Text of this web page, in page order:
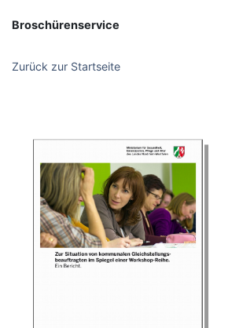
Broschürenservice
Zurück zur Startseite